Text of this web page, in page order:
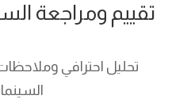
تقييم ومراجعة
تحليل احترافي